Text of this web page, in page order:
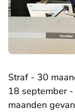
Straf - 30
18 september
maanden